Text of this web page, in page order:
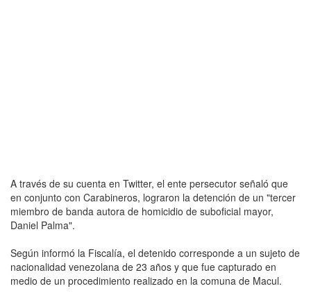
A través de su cuenta en Twitter, el ente persecutor señaló que
en conjunto con Carabineros, lograron la detención de un "tercer
miembro de banda autora de homicidio de suboficial mayor,
Daniel Palma".
Según informó la Fiscalía, el detenido corresponde a un sujeto de
nacionalidad venezolana de 23 años y que fue capturado en
medio de un procedimiento realizado en la comuna de Macul.